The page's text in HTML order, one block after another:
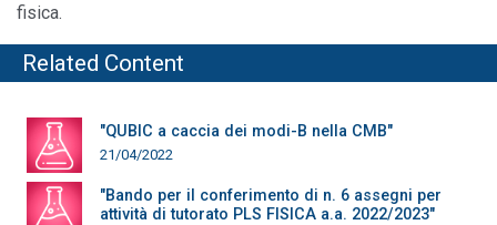
fisica.
Related Content
"QUBIC a caccia dei modi-B nella CMB"
21/04/2022
"Bando per il conferimento di n. 6 assegni per
attività di tutorato PLS FISICA a.a. 2022/2023"